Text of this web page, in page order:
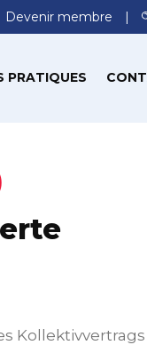
Devenir membre
PRATIQUES
Kollektivvertrags